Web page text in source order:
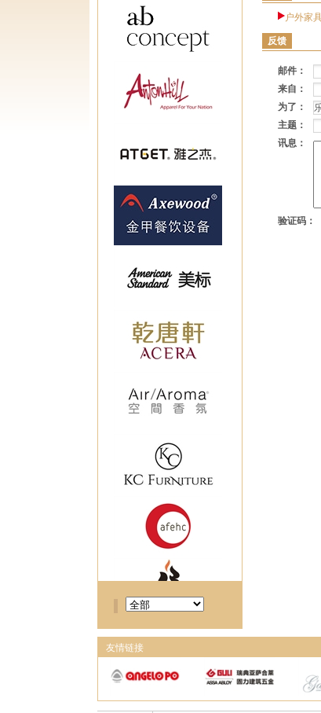
户外家
反馈
邮件：
来自：
为了：
主题：
讯息：
验证码：
友情链接